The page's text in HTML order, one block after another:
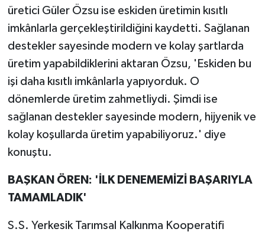
üretici Güler Özsu ise eskiden üretimin kısıtlı
imkânlarla gerçekleştirildiğini kaydetti. Sağlanan
destekler sayesinde modern ve kolay şartlarda
üretim yapabildiklerini aktaran Özsu, 'Eskiden bu
işi daha kısıtlı imkânlarla yapıyorduk. O
dönemlerde üretim zahmetliydi. Şimdi ise
sağlanan destekler sayesinde modern, hijyenik ve
kolay koşullarda üretim yapabiliyoruz.' diye
konuştu.
BAŞKAN ÖREN: 'İLK DENEMEMİZİ BAŞARIYLA
TAMAMLADIK'
S.S. Yerkesik Tarımsal Kalkınma Kooperatifi